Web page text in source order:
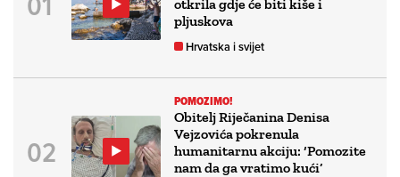
otkrila gdje će biti kiše i
pljuskova
Hrvatska i svijet
POMOZIMO!
Obitelj Riječanina Denisa
Vejzovića pokrenula
humanitarnu akciju: ‘Pomozite
nam da ga vratimo kući’